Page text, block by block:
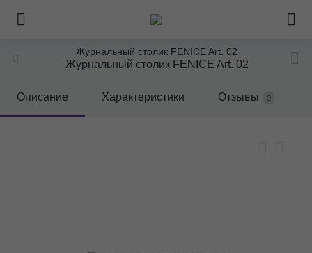
Журнальный столик FENICE Art. 02
Журнальный столик FENICE Art. 02
Описание Характеристики Отзывы 0